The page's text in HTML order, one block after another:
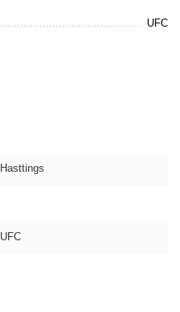
UFC
Hasttings
UFC